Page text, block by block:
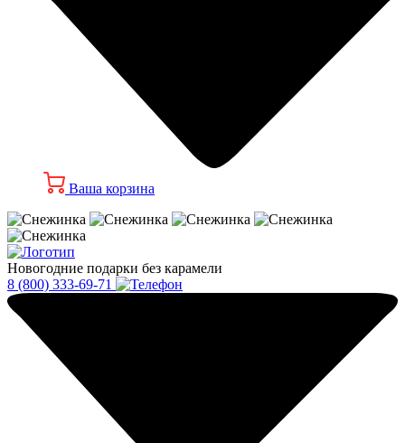
Ваша корзина
Новогодние подарки без карамели
8 (800) 333-69-71